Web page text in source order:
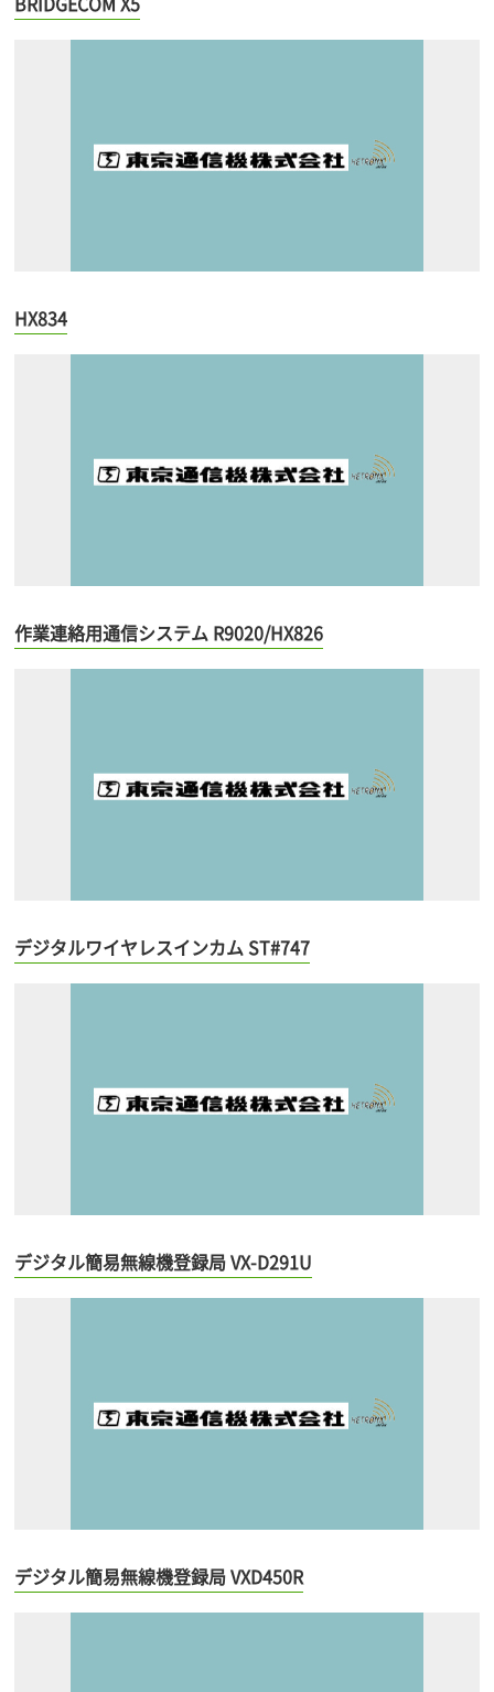
HX834
作業連絡用通信システム R9020/HX826
デジタルワイヤレスインカム ST#747
デジタル簡易無線機登録局 VX-D291U
デジタル簡易無線機登録局 VXD450R